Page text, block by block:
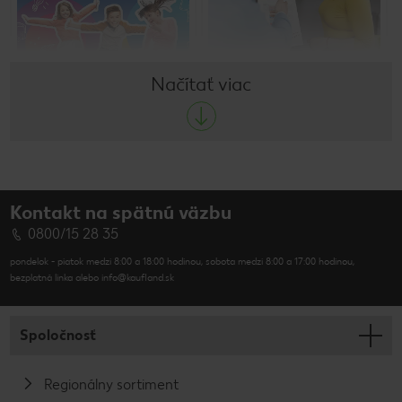
Načítať viac
fondu Kaufland pri Nadácií
Kontakt na spätnú väzbu
0800/15 28 35
pondelok - piatok medzi 8:00 a 18:00 hodinou, sobota medzi 8:00 a 17:00 hodinou,
bezplatná linka alebo info@kaufland.sk
Spoločnosť
Regionálny sortiment